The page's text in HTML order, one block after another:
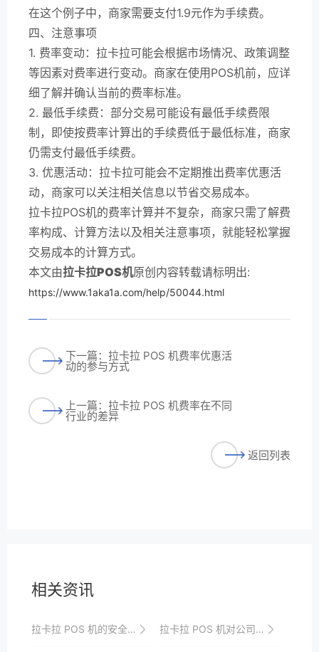
在这个例子中，商家需要支付1.9元作为手续费。
四、注意事项
1. 费率变动：拉卡拉可能会根据市场情况、政策调整
等因素对费率进行变动。商家在使用POS机前，应详
细了解并确认当前的费率标准。
2. 最低手续费：部分交易可能设有最低手续费限
制，即使按费率计算出的手续费低于最低标准，商家
仍需支付最低手续费。
3. 优惠活动：拉卡拉可能会不定期推出费率优惠活
动，商家可以关注相关信息以节省交易成本。
拉卡拉POS机的费率计算并不复杂，商家只需了解费
率构成、计算方法以及相关注意事项，就能轻松掌握
交易成本的计算方式。
本文由拉卡拉POS机原创内容转载请标明出:
https://www.1aka1a.com/help/50044.html
下一篇：拉卡拉 POS 机费率优惠活
动的参与方式
上一篇：拉卡拉 POS 机费率在不同
行业的差异
返回列表
相关资讯
拉卡拉 POS 机的安全策略制定与执行 拉卡拉 POS 机对公司品牌形象的影响